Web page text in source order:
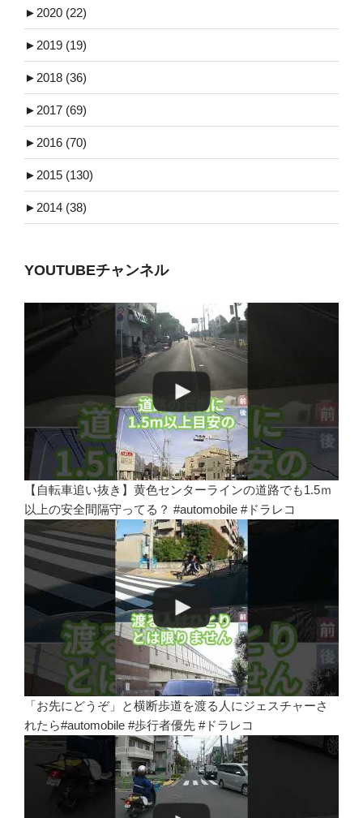
► 2020 (22)
► 2019 (19)
► 2018 (36)
► 2017 (69)
► 2016 (70)
► 2015 (130)
► 2014 (38)
YOUTUBEチャンネル
【自転車追い抜き】黄色センターラインの道路でも1.5ｍ
以上の安全間隔守ってる？ #automobile #ドラレコ
「お先にどうぞ」と横断歩道を渡る人にジェスチャーさ
れたら#automobile #歩行者優先 #ドラレコ